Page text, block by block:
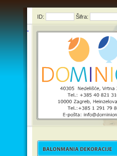
ID: Šifra: